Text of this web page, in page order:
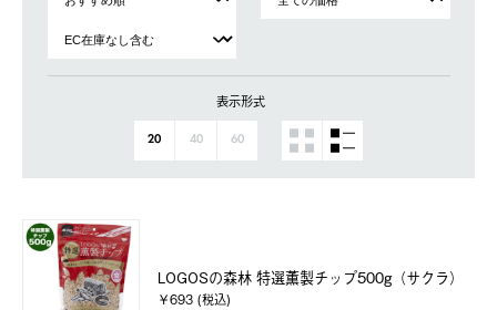
表示形式
20 40 60
LOGOSの森林 特選薫製チップ500g（サクラ）
￥693 (税込)